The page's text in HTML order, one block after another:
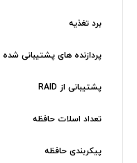
برد تغذیه
پردازنده های پشتیبانی شده
پشتیبانی از RAID
تعداد اسلات حافظه
پیکربندی حافظه